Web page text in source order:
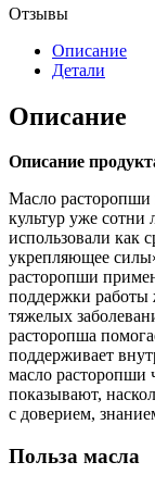
Отзывы
Описание
Детали
Описание
Описание
Масло расторопши
культур уже сотни
использовали как
укрепляющее
расторопши
поддержки работы
тяжелых
расторопша
поддерживает
масло расторопши
показывают,
с доверием,
Польза масла